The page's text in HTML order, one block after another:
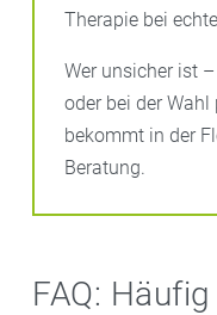
Therapie bei
Wer unsicher ist
oder bei der
bekommt in der
Beratung.
FAQ: